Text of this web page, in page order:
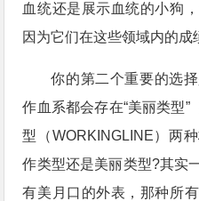
血统还是展示血统的小狗
因为它们在这些领域内的成
你的第二个重要的选
作血系都会存在“美丽类型”
型（WORKINGLINE）两
作类型还是美丽类型?其实
有美月口的外表，那种所